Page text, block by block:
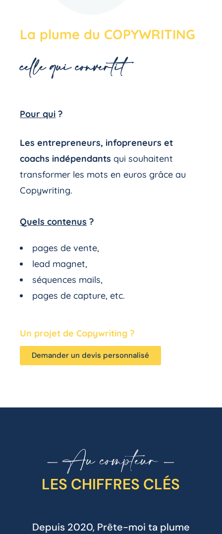
La plume du COPYWRITING
celle qui convertit
Pour qui ?
Les entrepreneurs, infopreneurs et
coachs indépendants qui souhaitent
transformer les mots en euros grâce au
Copywriting.
Quels contenus ?
pages de vente,
lead magnet,
séquences mails,
pages de capture, etc.
Un projet de Copywriting ?
Demander un devis personnalisé
- Au compteur -
LES CHIFFRES CLÉS
Depuis 2020, Prête-moi ta plume